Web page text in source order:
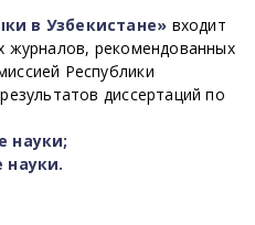
в Узбекистане» входит
журналов, рекомендованных
Республики
диссертаций по
науки;
науки.